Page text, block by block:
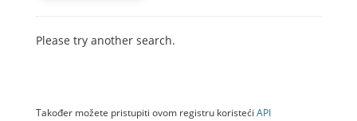
Please try another search.
Također možete pristupiti ovom registru koristeći API